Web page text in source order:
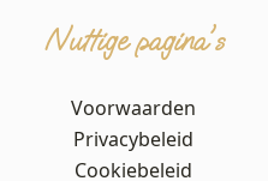
Nuttige pagina's
Voorwaarden
Privacybeleid
Cookiebeleid